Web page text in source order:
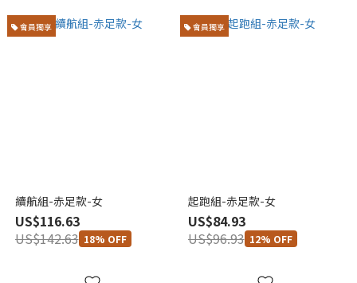
會員獨享
續航組-赤足款-女
US$116.63
US$142.63 18% OFF
會員獨享
起跑組-赤足款-女
US$84.93
US$96.93 12% OFF